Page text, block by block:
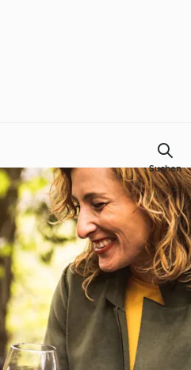
Suchen
Tutorials
Thermomix®